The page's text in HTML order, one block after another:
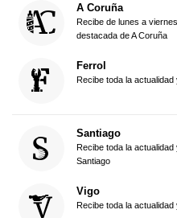
A Coruña
Recibe de lunes a
destacada de A Coruña
Ferrol
Recibe toda la
Santiago
Recibe toda la
Santiago
Vigo
Recibe toda la